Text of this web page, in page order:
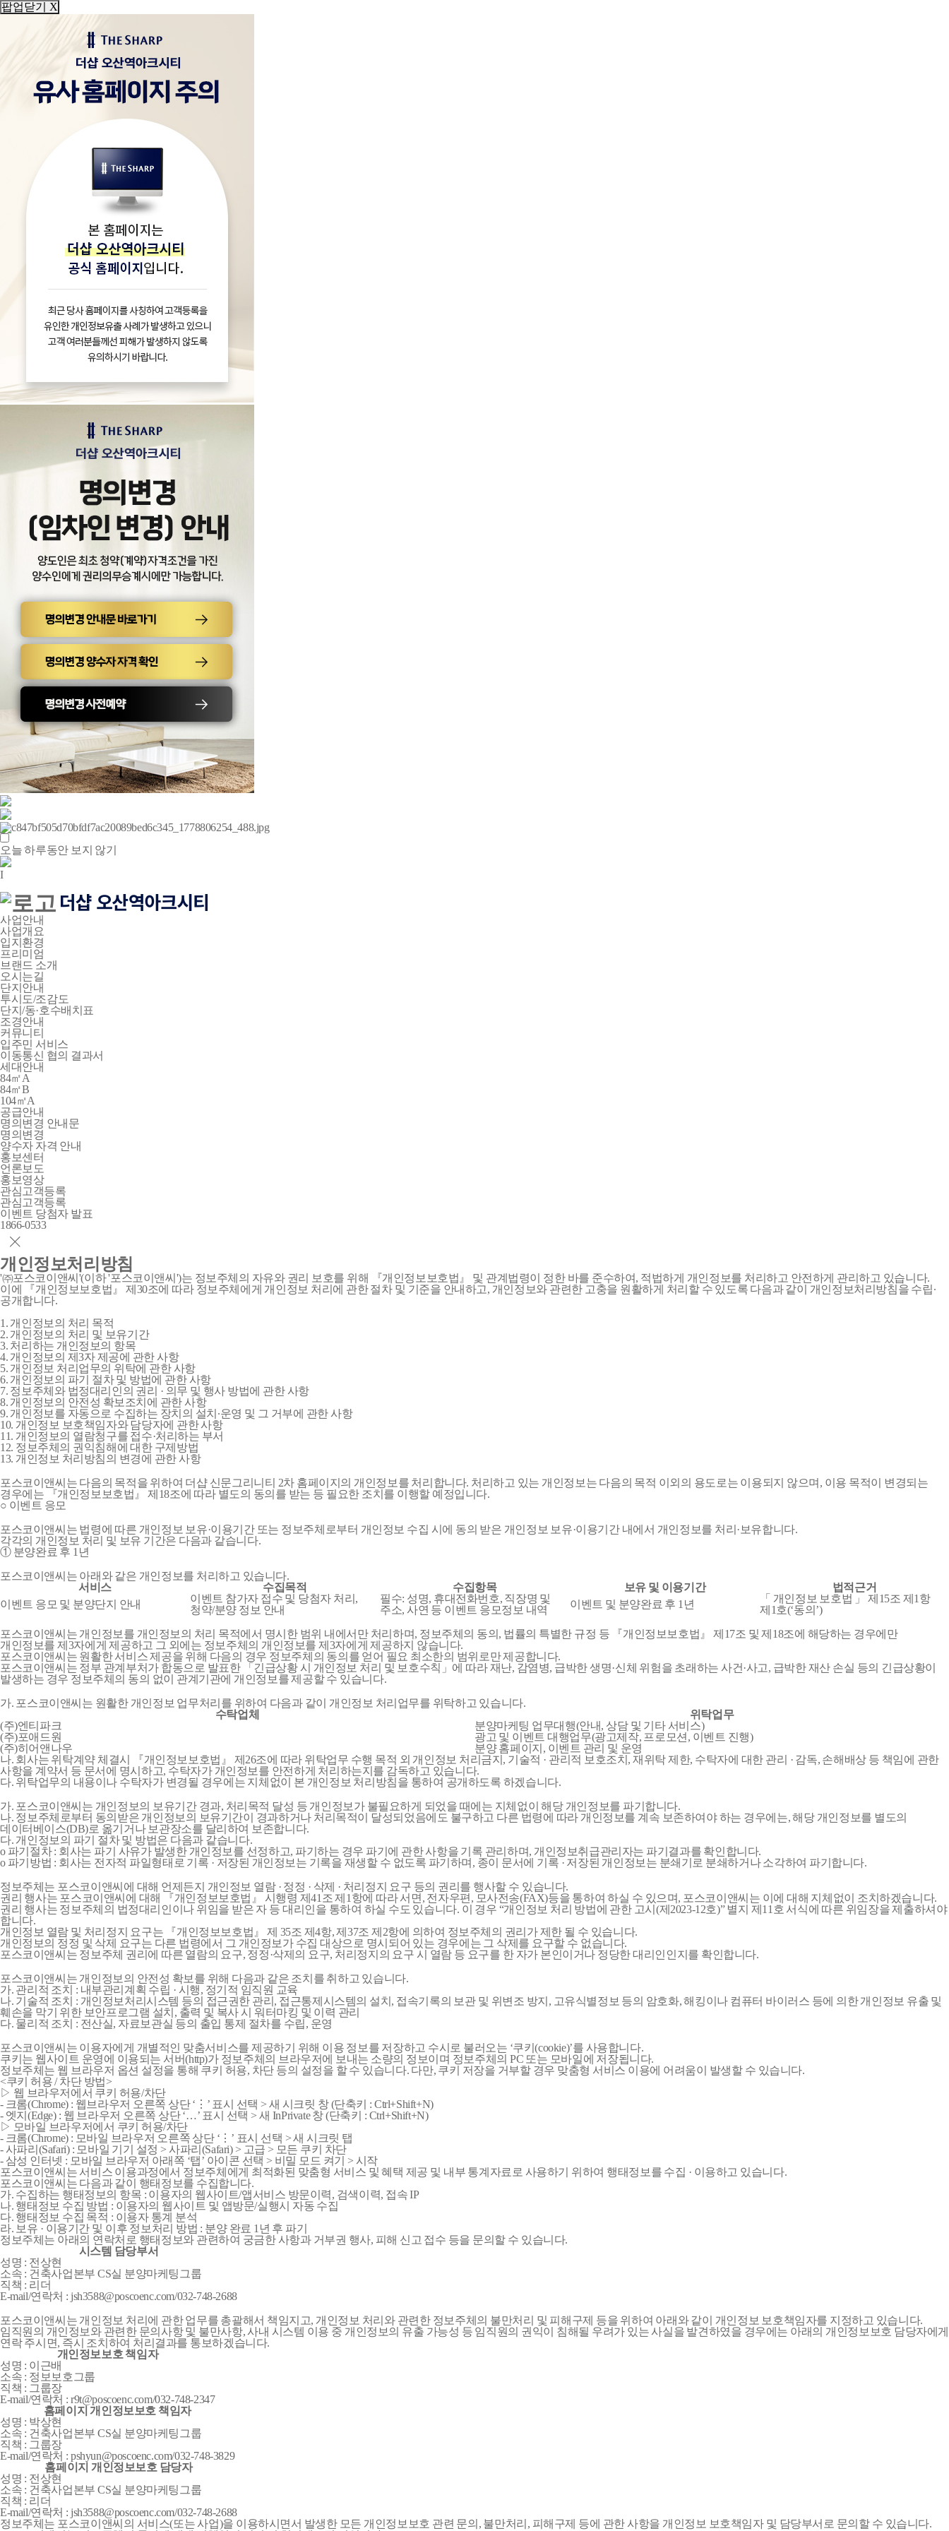
팝업닫기 X
오늘 하루동안 보지 않기
I
사업안내
사업개요
입지환경
프리미엄
브랜드 소개
오시는길
단지안내
투시도/조감도
단지/동·호수배치표
조경안내
커뮤니티
입주민 서비스
이동통신 협의 결과서
세대안내
84㎡A
84㎡B
104㎡A
공급안내
명의변경 안내문
명의변경
양수자 자격 안내
홍보센터
언론보도
홍보영상
관심고객등록
관심고객등록
이벤트 당첨자 발표
1866-0533
개인정보처리방침
'㈜포스코이앤씨'(이하 '포스코이앤씨')는 정보주체의 자유와 권리 보호를 위해 『개인정보보호법』 및 관계법령이 정한 바를 준수하여, 적법하게 개인정보를 처리하고 안전하게 관리하고 있습니다.
이에 『개인정보보호법』 제30조에 따라 정보주체에게 개인정보 처리에 관한 절차 및 기준을 안내하고, 개인정보와 관련한 고충을 원활하게 처리할 수 있도록 다음과 같이 개인정보처리방침을 수립∙
공개합니다.
1. 개인정보의 처리 목적
2. 개인정보의 처리 및 보유기간
3. 처리하는 개인정보의 항목
4. 개인정보의 제3자 제공에 관한 사항
5. 개인정보 처리업무의 위탁에 관한 사항
6. 개인정보의 파기 절차 및 방법에 관한 사항
7. 정보주체와 법정대리인의 권리 · 의무 및 행사 방법에 관한 사항
8. 개인정보의 안전성 확보조치에 관한 사항
9. 개인정보를 자동으로 수집하는 장치의 설치∙운영 및 그 거부에 관한 사항
10. 개인정보 보호책임자와 담당자에 관한 사항
11. 개인정보의 열람청구를 접수·처리하는 부서
12. 정보주체의 권익침해에 대한 구제방법
13. 개인정보 처리방침의 변경에 관한 사항
포스코이앤씨는 다음의 목적을 위하여 더샵 신문그리니티 2차 홈페이지의 개인정보를 처리합니다. 처리하고 있는 개인정보는 다음의 목적 이외의 용도로는 이용되지 않으며, 이용 목적이 변경되는
경우에는 『개인정보보호법』 제18조에 따라 별도의 동의를 받는 등 필요한 조치를 이행할 예정입니다.
○ 이벤트 응모
포스코이앤씨는 법령에 따른 개인정보 보유·이용기간 또는 정보주체로부터 개인정보 수집 시에 동의 받은 개인정보 보유·이용기간 내에서 개인정보를 처리·보유합니다.
각각의 개인정보 처리 및 보유 기간은 다음과 같습니다.
① 분양완료 후 1년
포스코이앤씨는 아래와 같은 개인정보를 처리하고 있습니다.
서비스
수집목적 수집항목 보유 및 이용기간
법적근거
이벤트 응모 및 분양단지 안내
이벤트 참가자 접수 및 당첨자 처리,
청약/분양 정보 안내
필수: 성명, 휴대전화번호, 직장명 및
주소, 사연 등 이벤트 응모정보 내역
이벤트 및 분양완료 후 1년
「 개인정보 보호법 」 제15조 제1항
제1호(‘동의’)
포스코이앤씨는 개인정보를 개인정보의 처리 목적에서 명시한 범위 내에서만 처리하며, 정보주체의 동의, 법률의 특별한 규정 등 『개인정보보호법』 제17조 및 제18조에 해당하는 경우에만
개인정보를 제3자에게 제공하고 그 외에는 정보주체의 개인정보를 제3자에게 제공하지 않습니다.
포스코이앤씨는 원활한 서비스 제공을 위해 다음의 경우 정보주체의 동의를 얻어 필요 최소한의 범위로만 제공합니다.
포스코이앤씨는 정부 관계부처가 합동으로 발표한 「긴급상황 시 개인정보 처리 및 보호수칙」에 따라 재난, 감염병, 급박한 생명·신체 위험을 초래하는 사건·사고, 급박한 재산 손실 등의 긴급상황이
발생하는 경우 정보주체의 동의 없이 관계기관에 개인정보를 제공할 수 있습니다.
가. 포스코이앤씨는 원활한 개인정보 업무처리를 위하여 다음과 같이 개인정보 처리업무를 위탁하고 있습니다.
수탁업체
위탁업무
(주)엔티파크
분양마케팅 업무대행(안내, 상담 및 기타 서비스)
(주)포애드원
광고 및 이벤트 대행업무(광고제작, 프로모션, 이벤트 진행)
(주)히어앤나우
분양 홈페이지, 이벤트 관리 및 운영
나. 회사는 위탁계약 체결시 『개인정보보호법』 제26조에 따라 위탁업무 수행 목적 외 개인정보 처리금지, 기술적 · 관리적 보호조치, 재위탁 제한, 수탁자에 대한 관리 · 감독, 손해배상 등 책임에 관한
사항을 계약서 등 문서에 명시하고, 수탁자가 개인정보를 안전하게 처리하는지를 감독하고 있습니다.
다. 위탁업무의 내용이나 수탁자가 변경될 경우에는 지체없이 본 개인정보 처리방침을 통하여 공개하도록 하겠습니다.
가. 포스코이앤씨는 개인정보의 보유기간 경과, 처리목적 달성 등 개인정보가 불필요하게 되었을 때에는 지체없이 해당 개인정보를 파기합니다.
나. 정보주체로부터 동의받은 개인정보의 보유기간이 경과하거나 처리목적이 달성되었음에도 불구하고 다른 법령에 따라 개인정보를 계속 보존하여야 하는 경우에는, 해당 개인정보를 별도의
데이터베이스(DB)로 옮기거나 보관장소를 달리하여 보존합니다.
다. 개인정보의 파기 절차 및 방법은 다음과 같습니다.
o 파기절차 : 회사는 파기 사유가 발생한 개인정보를 선정하고, 파기하는 경우 파기에 관한 사항을 기록 관리하며, 개인정보취급관리자는 파기결과를 확인합니다.
o 파기방법 : 회사는 전자적 파일형태로 기록 · 저장된 개인정보는 기록을 재생할 수 없도록 파기하며, 종이 문서에 기록 · 저장된 개인정보는 분쇄기로 분쇄하거나 소각하여 파기합니다.
정보주체는 포스코이앤씨에 대해 언제든지 개인정보 열람 · 정정 · 삭제 · 처리정지 요구 등의 권리를 행사할 수 있습니다.
권리 행사는 포스코이앤씨에 대해 『개인정보보호법』 시행령 제41조 제1항에 따라 서면, 전자우편, 모사전송(FAX)등을 통하여 하실 수 있으며, 포스코이앤씨는 이에 대해 지체없이 조치하겠습니다.
권리 행사는 정보주체의 법정대리인이나 위임을 받은 자 등 대리인을 통하여 하실 수도 있습니다. 이 경우 “개인정보 처리 방법에 관한 고시(제2023-12호)” 별지 제11호 서식에 따른 위임장을 제출하셔야
합니다.
개인정보 열람 및 처리정지 요구는 『개인정보보호법』 제 35조 제4항, 제37조 제2항에 의하여 정보주체의 권리가 제한 될 수 있습니다.
개인정보의 정정 및 삭제 요구는 다른 법령에서 그 개인정보가 수집 대상으로 명시되어 있는 경우에는 그 삭제를 요구할 수 없습니다.
포스코이앤씨는 정보주체 권리에 따른 열람의 요구, 정정·삭제의 요구, 처리정지의 요구 시 열람 등 요구를 한 자가 본인이거나 정당한 대리인인지를 확인합니다.
포스코이앤씨는 개인정보의 안전성 확보를 위해 다음과 같은 조치를 취하고 있습니다.
가. 관리적 조치 : 내부관리계획 수립 · 시행, 정기적 임직원 교육
나. 기술적 조치 : 개인정보처리시스템 등의 접근권한 관리, 접근통제시스템의 설치, 접속기록의 보관 및 위변조 방지, 고유식별정보 등의 암호화, 해킹이나 컴퓨터 바이러스 등에 의한 개인정보 유출 및
훼손을 막기 위한 보안프로그램 설치, 출력 및 복사 시 워터마킹 및 이력 관리
다. 물리적 조치 : 전산실, 자료보관실 등의 출입 통제 절차를 수립, 운영
포스코이앤씨는 이용자에게 개별적인 맞춤서비스를 제공하기 위해 이용 정보를 저장하고 수시로 불러오는 ‘쿠키(cookie)’를 사용합니다.
쿠키는 웹사이트 운영에 이용되는 서버(http)가 정보주체의 브라우저에 보내는 소량의 정보이며 정보주체의 PC 또는 모바일에 저장됩니다.
정보주체는 웹 브라우저 옵션 설정을 통해 쿠키 허용, 차단 등의 설정을 할 수 있습니다. 다만, 쿠키 저장을 거부할 경우 맞춤형 서비스 이용에 어려움이 발생할 수 있습니다.
<쿠키 허용 / 차단 방법>
▷ 웹 브라우저에서 쿠키 허용/차단
- 크롬(Chrome) : 웹브라우저 오른쪽 상단 ‘⋮’ 표시 선택 > 새 시크릿 창 (단축키 : Ctrl+Shift+N)
- 엣지(Edge) : 웹 브라우저 오른쪽 상단 ‘…’ 표시 선택 > 새 InPrivate 창 (단축키 : Ctrl+Shift+N)
▷ 모바일 브라우저에서 쿠키 허용/차단
- 크롬(Chrome) : 모바일 브라우저 오른쪽 상단 ‘⋮’ 표시 선택 > 새 시크릿 탭
- 사파리(Safari) : 모바일 기기 설정 > 사파리(Safari) > 고급 > 모든 쿠키 차단
- 삼성 인터넷 : 모바일 브라우저 아래쪽 ‘탭’ 아이콘 선택 > 비밀 모드 켜기 > 시작
포스코이앤씨는 서비스 이용과정에서 정보주체에게 최적화된 맞춤형 서비스 및 혜택 제공 및 내부 통계자료로 사용하기 위하여 행태정보를 수집 · 이용하고 있습니다.
포스코이앤씨는 다음과 같이 행태정보를 수집합니다.
가. 수집하는 행태정보의 항목 : 이용자의 웹사이트/앱서비스 방문이력, 검색이력, 접속 IP
나. 행태정보 수집 방법 : 이용자의 웹사이트 및 앱방문/실행시 자동 수집
다. 행태정보 수집 목적 : 이용자 통계 분석
라. 보유 · 이용기간 및 이후 정보처리 방법 : 분양 완료 1년 후 파기
정보주체는 아래의 연락처로 행태정보와 관련하여 궁금한 사항과 거부권 행사, 피해 신고 접수 등을 문의할 수 있습니다.
시스템 담당부서
성명 : 전상현
소속 : 건축사업본부 CS실 분양마케팅그룹
직책 : 리더
E-mail/연락처 : jsh3588@poscoenc.com/032-748-2688
포스코이앤씨는 개인정보 처리에 관한 업무를 총괄해서 책임지고, 개인정보 처리와 관련한 정보주체의 불만처리 및 피해구제 등을 위하여 아래와 같이 개인정보 보호책임자를 지정하고 있습니다.
임직원의 개인정보와 관련한 문의사항 및 불만사항, 사내 시스템 이용 중 개인정보의 유출 가능성 등 임직원의 권익이 침해될 우려가 있는 사실을 발견하였을 경우에는 아래의 개인정보보호 담당자에게
연락 주시면, 즉시 조치하여 처리결과를 통보하겠습니다.
개인정보보호 책임자
성명 : 이근배
소속 : 정보보호그룹
직책 : 그룹장
E-mail/연락처 : r9t@poscoenc.com/032-748-2347
홈페이지 개인정보보호 책임자
성명 : 박상현
소속 : 건축사업본부 CS실 분양마케팅그룹
직책 : 그룹장
E-mail/연락처 : pshyun@poscoenc.com/032-748-3829
홈페이지 개인정보보호 담당자
성명 : 전상현
소속 : 건축사업본부 CS실 분양마케팅그룹
직책 : 리더
E-mail/연락처 : jsh3588@poscoenc.com/032-748-2688
정보주체는 포스코이앤씨의 서비스(또는 사업)을 이용하시면서 발생한 모든 개인정보보호 관련 문의, 불만처리, 피해구제 등에 관한 사항을 개인정보 보호책임자 및 담당부서로 문의할 수 있습니다.